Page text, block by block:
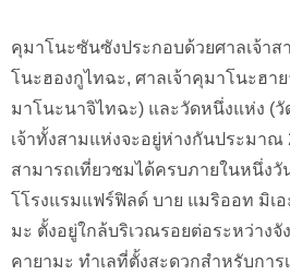
คุมาโนะซันซังประกอบด้วยศาลเจ้าส
โนะฮองกูไทฉะ, ศาลเจ้าคุมาโนะฮา
มาโนะนาจิไทฉะ) และวัดหนึ่งแห่ง (
เจ้าทั้งสามแห่งจะอยู่ห่างกันประมาณ
สามารถเที่ยวชมได้ครบภายในหนึ่งวั
โโรงแรมแฟร์ฟิลด์ บาย แมริออท มิเ
มะ ตั้งอยู่ใกล้บริเวณรอยต่อระหว่างจั
คายามะ ทำเลที่ตั้งสะดวกสำหรับกา